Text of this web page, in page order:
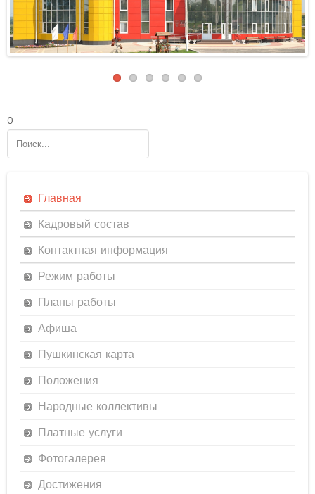
0
Главная
Кадровый состав
Контактная информация
Режим работы
Планы работы
Афиша
Пушкинская карта
Положения
Народные коллективы
Платные услуги
Фотогалерея
Достижения